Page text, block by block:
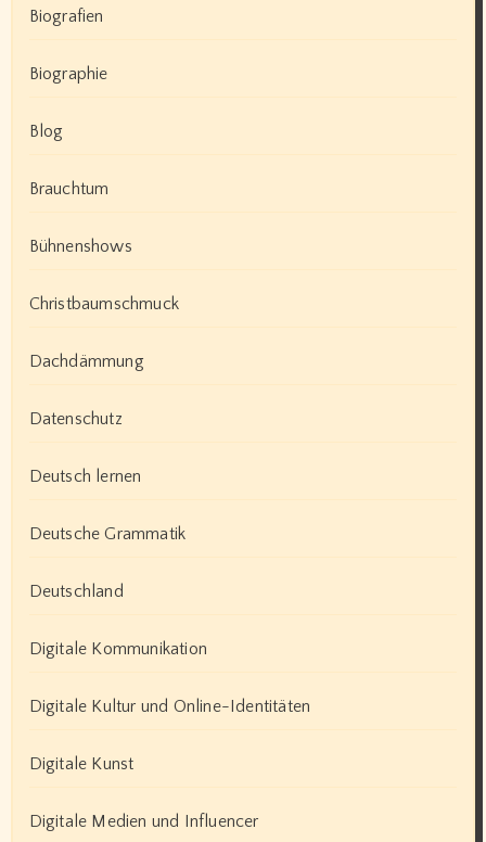
Biografien
Biographie
Blog
Brauchtum
Bühnenshows
Christbaumschmuck
Dachdämmung
Datenschutz
Deutsch lernen
Deutsche Grammatik
Deutschland
Digitale Kommunikation
Digitale Kultur und Online-Identitäten
Digitale Kunst
Digitale Medien und Influencer